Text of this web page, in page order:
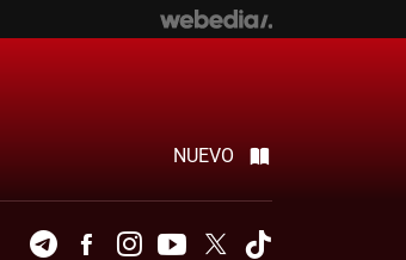
NUEVO
TelegramFacebookInstagramYoutubeTwitter